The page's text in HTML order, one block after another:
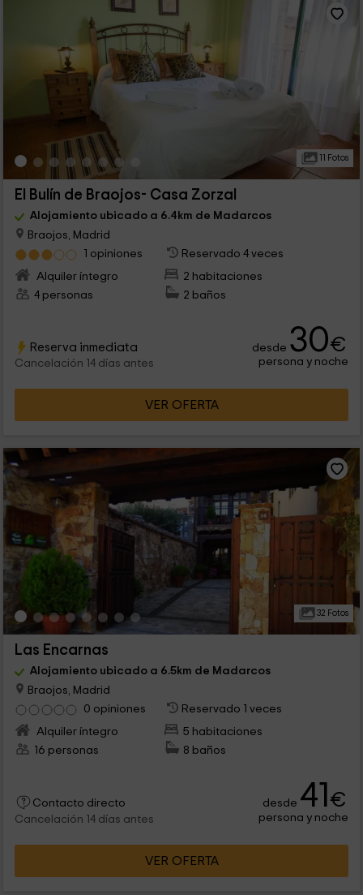
11 Fotos
El Bulín de Braojos- Casa Zorzal
Alojamiento ubicado a 6.4km de Madarcos
Braojos, Madrid
1 opiniones
Reservado 4 veces
Alquiler íntegro
2 habitaciones
4 personas
2 baños
Reserva inmediata
Cancelación 14 días antes
desde 30€
persona y noche
VER OFERTA
32 Fotos
Las Encarnas
Alojamiento ubicado a 6.5km de Madarcos
Braojos, Madrid
0 opiniones
Reservado 1 veces
Alquiler íntegro
5 habitaciones
16 personas
8 baños
Contacto directo
Cancelación 14 días antes
desde 41€
persona y noche
VER OFERTA